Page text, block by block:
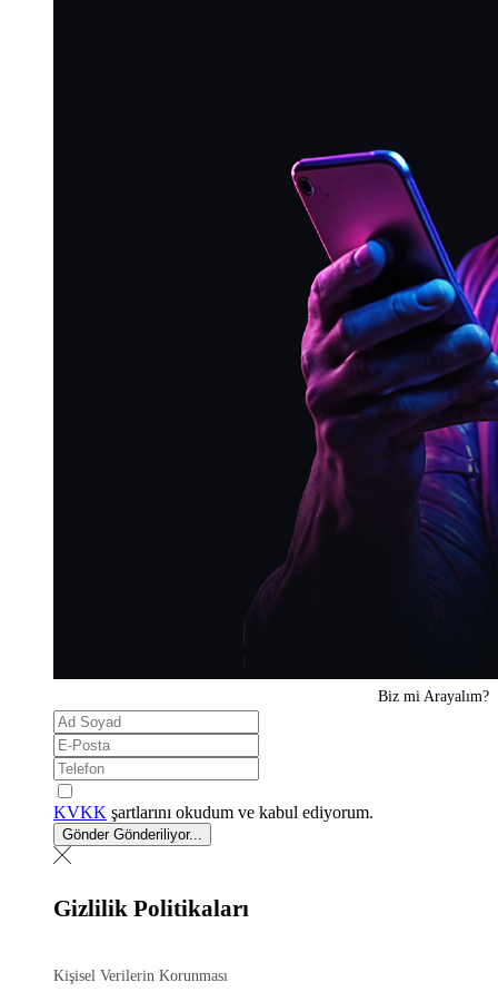
Biz mi Arayalım?
KVKK şartlarını okudum ve kabul ediyorum.
Gönder Gönderiliyor...
Gizlilik Politikaları
Kişisel Verilerin Korunması